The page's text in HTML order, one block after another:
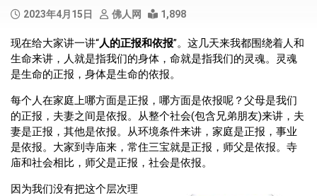
2023年4月15日 佛人网 1,898
现在给大家讲一讲“人的正报和依报”。这几天来我都围绕着人和
生命来讲，人就是指我们的身体，命就是指我们的灵魂。灵魂
是生命的正报，身体是生命的依报。
每个人在家庭上哪方面是正报，哪方面是依报呢？父母是我们
的正报，夫妻之间是依报。从整个社会(包含兄弟朋友)来讲，夫
妻是正报，其他是依报。从环境条件来讲，家庭是正报，事业
是依报。大家到寺庙来，常住三宝就是正报，师父是依报。寺
庙和社会相比，师父是正报，社会是依报。
因为我们没有把这个层次理